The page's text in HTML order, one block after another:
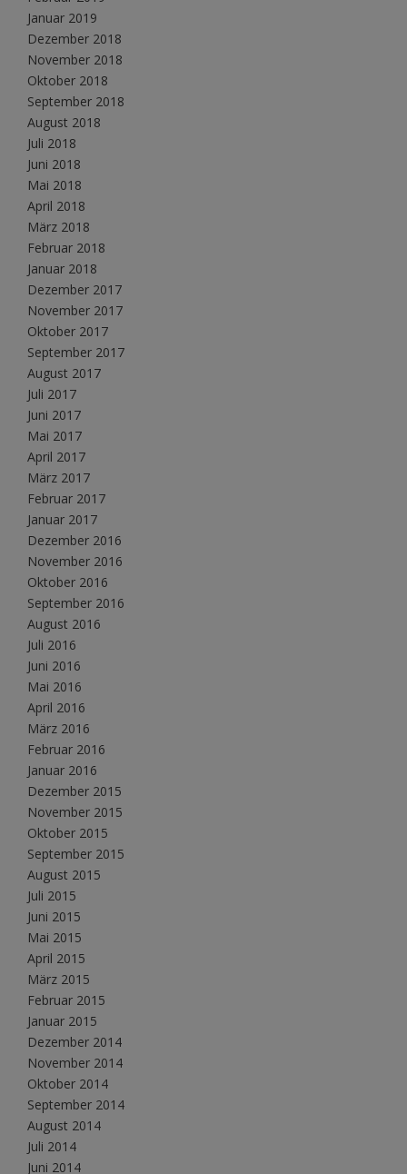
Januar 2019
Dezember 2018
November 2018
Oktober 2018
September 2018
August 2018
Juli 2018
Juni 2018
Mai 2018
April 2018
März 2018
Februar 2018
Januar 2018
Dezember 2017
November 2017
Oktober 2017
September 2017
August 2017
Juli 2017
Juni 2017
Mai 2017
April 2017
März 2017
Februar 2017
Januar 2017
Dezember 2016
November 2016
Oktober 2016
September 2016
August 2016
Juli 2016
Juni 2016
Mai 2016
April 2016
März 2016
Februar 2016
Januar 2016
Dezember 2015
November 2015
Oktober 2015
September 2015
August 2015
Juli 2015
Juni 2015
Mai 2015
April 2015
März 2015
Februar 2015
Januar 2015
Dezember 2014
November 2014
Oktober 2014
September 2014
August 2014
Juli 2014
Juni 2014